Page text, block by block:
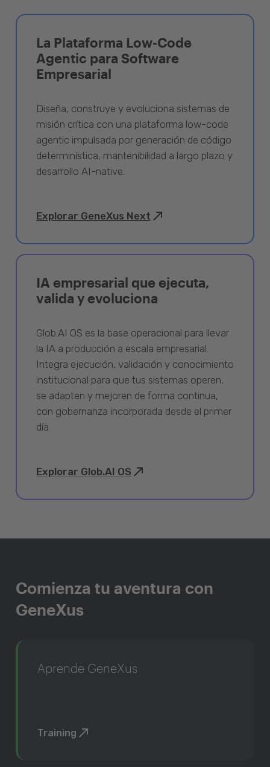
La Plataforma Low-Code
Agentic para Software
Empresarial
Diseña, construye y evoluciona sistemas de
misión crítica con una plataforma low-code
agentic impulsada por generación de código
determinística, mantenibilidad a largo plazo y
desarrollo AI-native.
Explorar GeneXus Next
IA empresarial que ejecuta,
valida y evoluciona
Glob.AI OS es la base operacional para llevar
la IA a producción a escala empresarial.
Integra ejecución, validación y conocimiento
institucional para que tus sistemas operen,
se adapten y mejoren de forma continua,
con gobernanza incorporada desde el primer
día.
Explorar Glob.AI OS
Comienza tu aventura con
GeneXus
Aprende GeneXus
Training